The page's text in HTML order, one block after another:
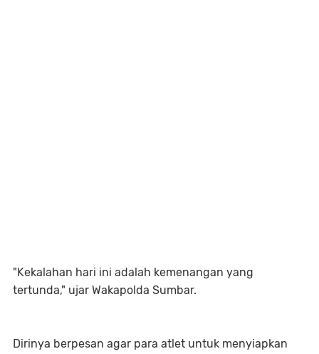
"Kekalahan hari ini adalah kemenangan yang
tertunda," ujar Wakapolda Sumbar.
Dirinya berpesan agar para atlet untuk menyiapkan